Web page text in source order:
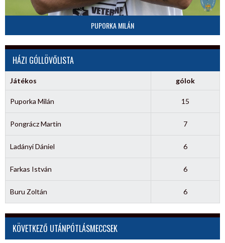
PUPORKA MILÁN
HÁZI GÓLLÖVŐLISTA
Játékos gólok
Puporka Milán 15
Pongrácz Martin 7
Ladányi Dániel 6
Farkas István 6
Buru Zoltán 6
KÖVETKEZŐ UTÁNPÓTLÁSMECCSEK